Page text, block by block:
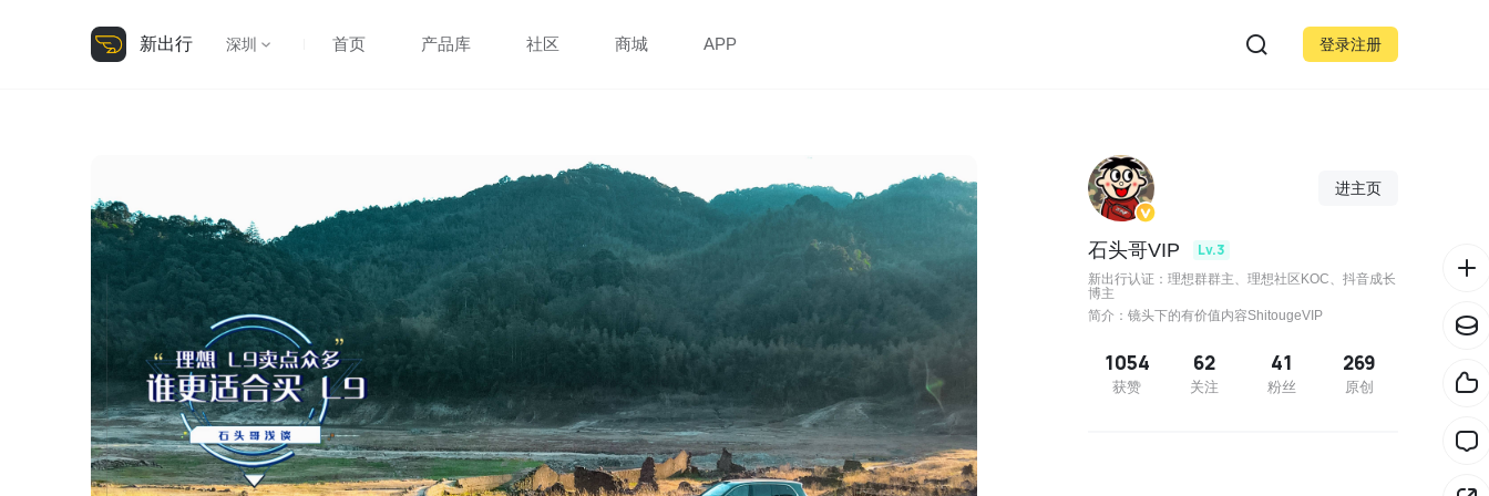
新出行 深圳 首页 产品库 社区 商城 APP 登录注册
进主页
石头哥VIP Lv.3
新出行认证：理想群群主、理想社区KOC、抖音成长
博主
简介：镜头下的有价值内容ShitougeVIP
1054
获赞
62
关注
41
粉丝
269
原创